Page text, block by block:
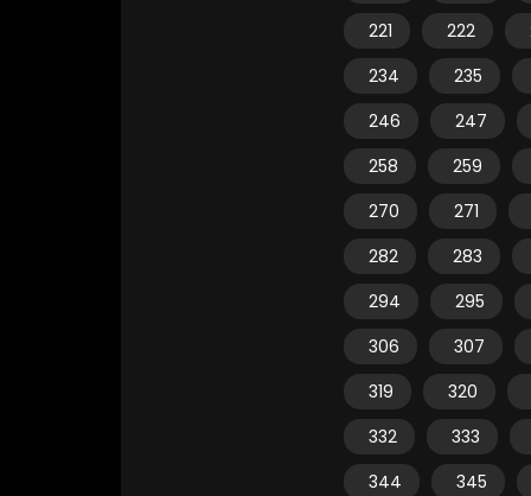
221
222
234
235
246
247
258
259
270
271
282
283
294
295
306
307
319
320
332
333
344
345